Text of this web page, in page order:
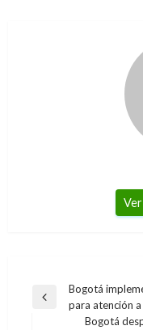
Navegación
Entrada
Bogotá
para atención
Bogotá